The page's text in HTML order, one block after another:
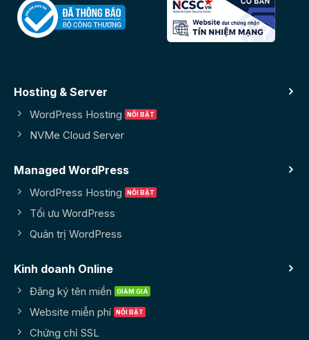
Hosting & Server
WordPress Hosting
NVMe Cloud Server
Managed WordPress
WordPress Hosting
Tối ưu WordPress
Quản trị WordPress
Kinh doanh Online
Đăng ký tên miền
Website miễn phí
Chứng chỉ SSL